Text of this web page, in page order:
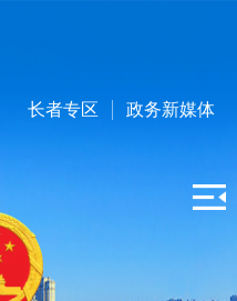
长者专区 政务新媒体